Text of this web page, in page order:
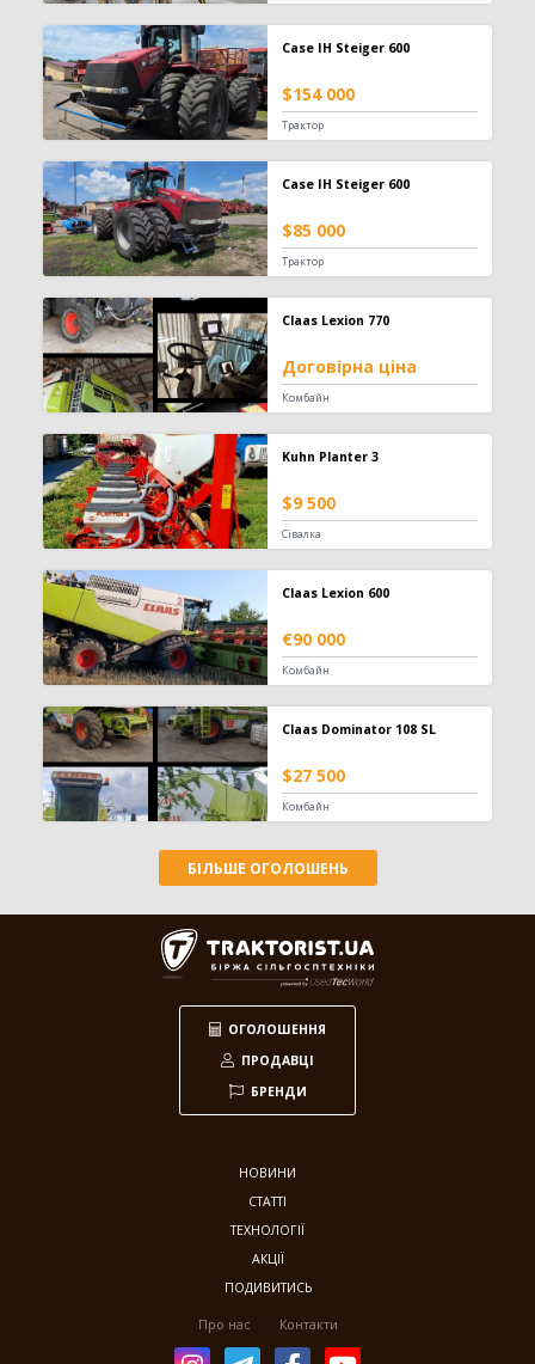
Case IH Steiger 600
$154 000
Трактор
Case IH Steiger 600
$85 000
Трактор
Claas Lexion 770
Договірна ціна
Комбайн
Kuhn Planter 3
$9 500
Сівалка
Claas Lexion 600
€90 000
Комбайн
Claas Dominator 108 SL
$27 500
Комбайн
БІЛЬШЕ ОГОЛОШЕНЬ
ОГОЛОШЕННЯ
ПРОДАВЦІ
БРЕНДИ
НОВИНИ
СТАТТІ
ТЕХНОЛОГІЇ
АКЦІЇ
ПОДИВИТИСЬ
Про нас Контакти